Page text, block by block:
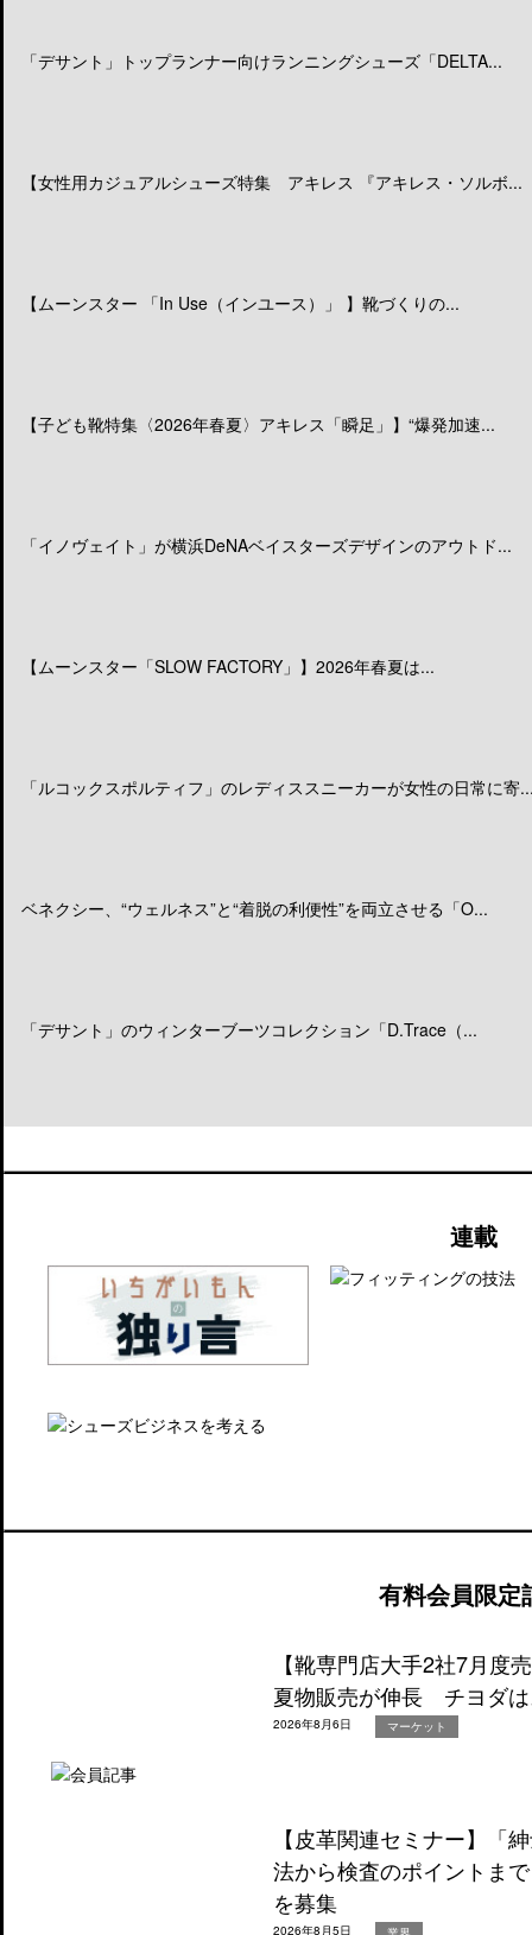
「デサント」トップランナー向けランニングシューズ「DELTA...
【女性用カジュアルシューズ特集 アキレス 『アキレス・ソルボ...
【ムーンスター 「In Use（インユース）」 】靴づくりの...
【子ども靴特集〈2026年春夏〉アキレス「瞬足」】“爆発加速...
「イノヴェイト」が横浜DeNAベイスターズデザインのアウトド...
【ムーンスター「SLOW FACTORY」】2026年春夏は...
「ルコックスポルティフ」のレディススニーカーが女性の日常に寄
ベネクシー、“ウェルネス”と“着脱の利便性”を両立させる「O...
「デサント」のウィンターブーツコレクション「D.Trace（...
連載
有料会員限定
【靴専門店大手2社7月度
夏物販売が伸長 チヨダ
2026年8月6日 マーケット
【皮革関連セミナー】「
法から検査のポイントま
を募集
2026年8月5日